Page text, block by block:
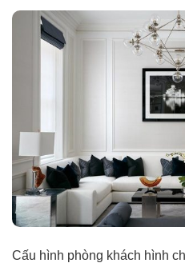
Cấu hình phòng khách hình